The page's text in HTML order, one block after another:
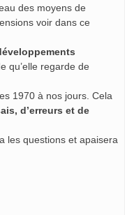
des moyens de
voir dans ce
qu’elle regarde de
1970 à nos jours. Cela
d’erreurs et de
les questions et apaisera